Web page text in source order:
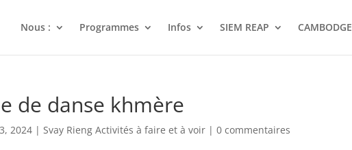
Nous : Programmes Infos SIEM REAP CAMBODGE
de danse khmère
2024 |Svay Rieng Activités à faire et à voir |0 commentaires